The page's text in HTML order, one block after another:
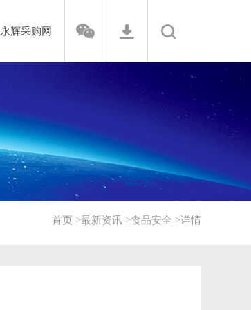
永辉采购网
首页 >最新资讯 >食品安全 >详情